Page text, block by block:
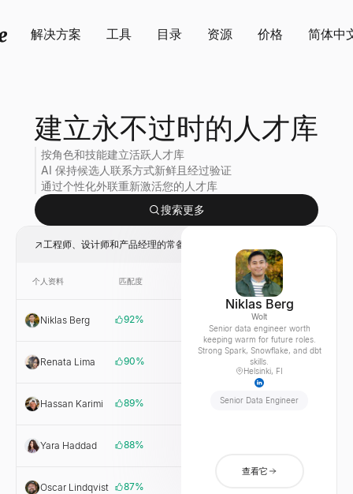
解决方案 工具 目录 资源 价格 简体中
建立永不过时的人才库
按角色和技能建立活跃人才库
AI 保持候选人联系方式新鲜且经过验证
通过个性化外联重新激活您的人才库
搜索更多
工程师、设计师和产品经理的常备人才库
个人资料 匹配度 公司
Niklas Berg 92%
Renata Lima 90%
Hassan Karimi 89% Wealthsimple
Yara Haddad 88%
Oscar Lindqvist 87%
Niklas Berg
Wolt
Senior data engineer worth
keeping warm for future roles.
Strong Spark, Snowflake, and dbt
skills.
Helsinki, FI
Senior Data Engineer
查看它